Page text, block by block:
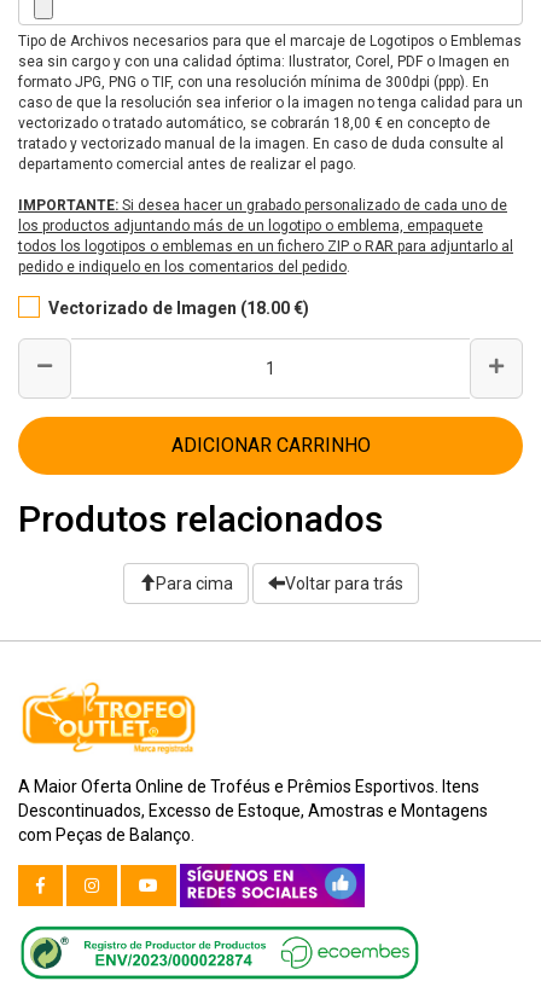
Tipo de Archivos necesarios para que el marcaje de Logotipos o Emblemas
sea sin cargo y con una calidad óptima: Ilustrator, Corel, PDF o Imagen en
formato JPG, PNG o TIF, con una resolución mínima de 300dpi (ppp). En
caso de que la resolución sea inferior o la imagen no tenga calidad para un
vectorizado o tratado automático, se cobrarán 18,00 € en concepto de
tratado y vectorizado manual de la imagen. En caso de duda consulte al
departamento comercial antes de realizar el pago.
IMPORTANTE: Si desea hacer un grabado personalizado de cada uno de
los productos adjuntando más de un logotipo o emblema, empaquete
todos los logotipos o emblemas en un fichero ZIP o RAR para adjuntarlo al
pedido e indiquelo en los comentarios del pedido.
Vectorizado de Imagen (18.00 €)
ADICIONAR CARRINHO
Produtos relacionados
Para cima Voltar para trás
A Maior Oferta Online de Troféus e Prêmios Esportivos. Itens
Descontinuados, Excesso de Estoque, Amostras e Montagens
com Peças de Balanço.